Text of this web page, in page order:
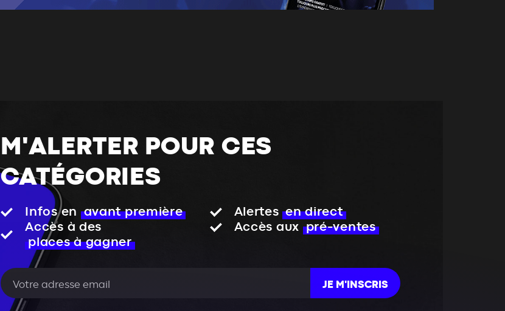
M'ALERTER POUR CES
CATÉGORIES
Infos en avant première Alertes en direct
Accès à des
places à gagner
Accès aux pré-ventes
JE M'INSCRIS